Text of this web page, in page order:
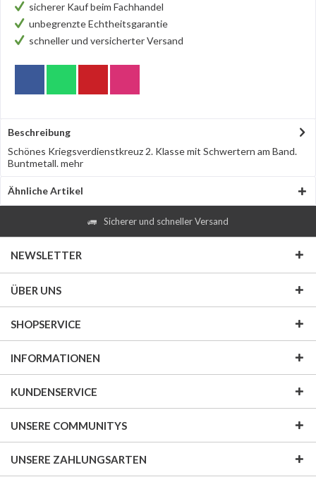
sicherer Kauf beim Fachhandel
unbegrenzte Echtheitsgarantie
schneller und versicherter Versand
Beschreibung
Schönes Kriegsverdienstkreuz 2. Klasse mit Schwertern am Band.
Buntmetall.mehr
Ähnliche Artikel
Sicherer und schneller Versand
NEWSLETTER
ÜBER UNS
SHOPSERVICE
INFORMATIONEN
KUNDENSERVICE
UNSERE COMMUNITYS
UNSERE ZAHLUNGSARTEN